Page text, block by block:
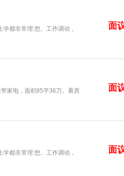
都非常理:想。工作调动，
面
家电，面积85平36万。看房
面
都非常理:想。工作调动，
面